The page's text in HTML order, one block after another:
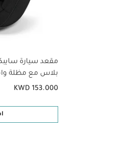
مقعد سيارة
بلاس مع مظلة
KWD 153.000